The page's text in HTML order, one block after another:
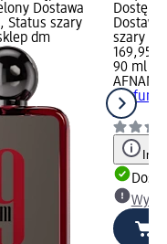
Dostawa
Status szary
dm
szary
169,95 zł
90 ml
AFNAN
ml